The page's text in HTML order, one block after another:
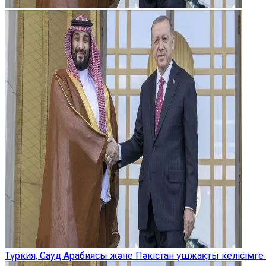
Түркия, Сауд Арабиясы және Пәкістан үшжақты